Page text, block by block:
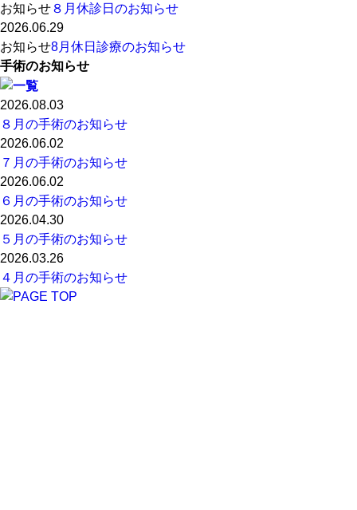
お知らせ８月休診日のお知らせ
2026.06.29
お知らせ8月休日診療のお知らせ
手術のお知らせ
2026.08.03
８月の手術のお知らせ
2026.06.02
７月の手術のお知らせ
2026.06.02
６月の手術のお知らせ
2026.04.30
５月の手術のお知らせ
2026.03.26
４月の手術のお知らせ